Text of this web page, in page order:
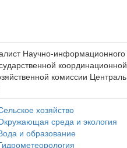
Научно-информационного
координационной
комиссии
хозяйство
среда и экология
и образование